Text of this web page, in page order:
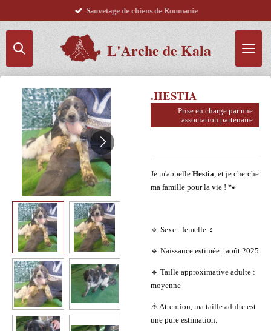
principal
L'Arche de Kala
Sauvetage de chiens de Roumanie
.HESTIA
Prise en charge par une
association partenaire
Je m'appelle Hestia , et je cherche
ma famille pour la vie ! 🐾
🔹 Sexe : femelle ♀️
🔹 Naissance estimée : août 2025
🔹 Taille approximative adulte :
moyenne
⚠️ Attention, ma taille adulte est
une pure estimation.